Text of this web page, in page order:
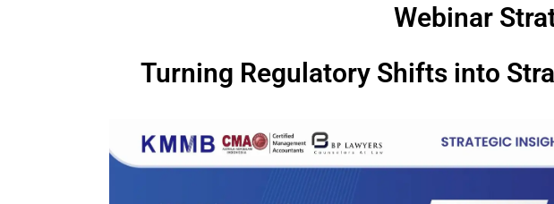
Webinar
Turning Regulatory Shifts into